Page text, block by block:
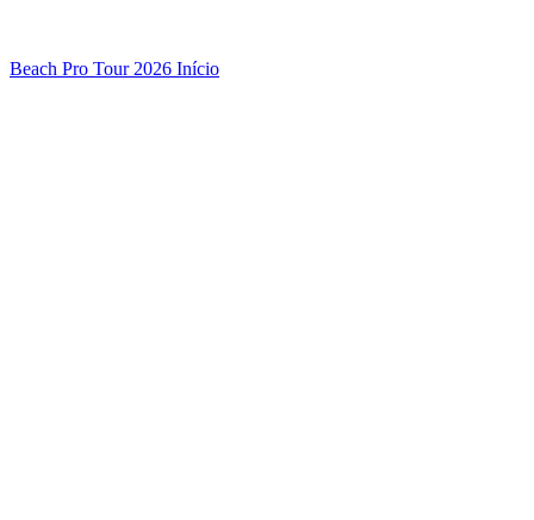
Beach Pro Tour 2026 Início